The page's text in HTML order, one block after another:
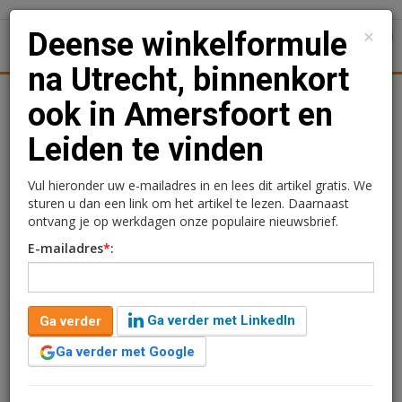
Uitgelicht Achtergronden
Deense winkelformule na
Utrecht, binnenkort ook in
Amersfoort en Leiden te
vinden
Kimberly Camu
5 juli 2018 om 10:05
1 minuut leestijd
Deense winkelformule Normal opent eind augustus de
×
Deense winkelformule
na Utrecht, binnenkort
ook in Amersfoort en
Leiden te vinden
Vul hieronder uw e-mailadres in en lees dit artikel gratis. We
sturen u dan een link om het artikel te lezen. Daarnaast
ontvang je op werkdagen onze populaire nieuwsbrief.
E-mailadres*:
Ga verder
Ga verder met LinkedIn
Ga verder met Google